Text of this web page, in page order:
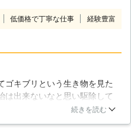
、そこを住処とする性質があり
家の中に侵入してしまうと、付
いる雑菌やウィルスが人間の生
ースに充満し、人間が何らかの
罹ってしまう危険性も大いにあ
低価格で丁寧な仕事 経験豊富
ゴキブリという生き物を見た
は出来ないなと思い駆除して
たら100匹はいると言われてま
続きを読む